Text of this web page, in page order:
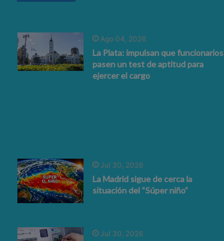
Ago 04, 2026
La Plata: impulsan que funcionarios
pasen un test de aptitud para
ejercer el cargo
Jul 30, 2026
La Madrid sigue de cerca la
situación del “Súper niño”
Jul 30, 2026